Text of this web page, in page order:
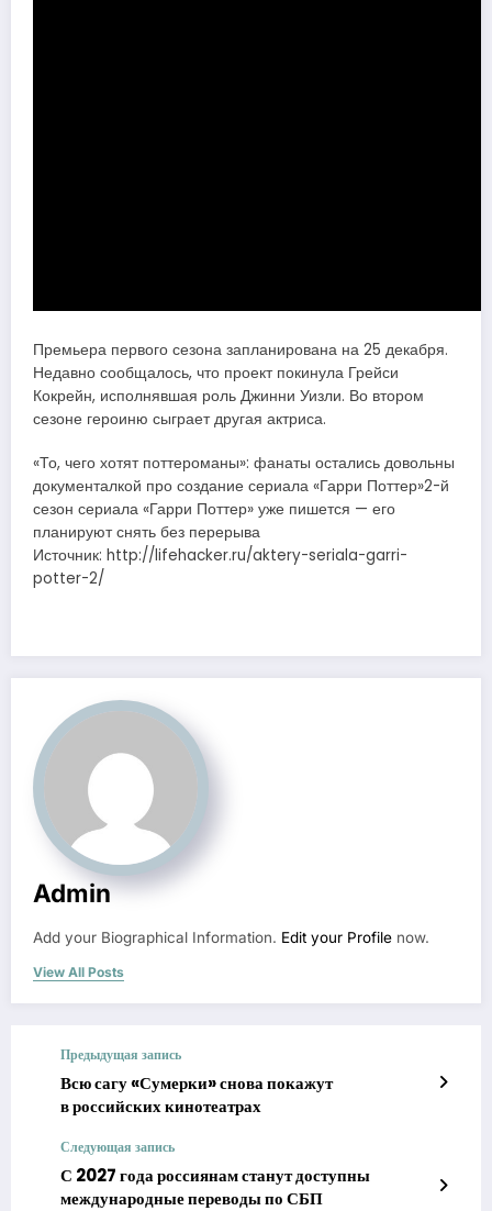
Премьера первого сезона запланирована на 25 декабря.
Недавно сообщалось, что проект покинула Грейси
Кокрейн, исполнявшая роль Джинни Уизли. Во втором
сезоне героиню сыграет другая актриса.
«То, чего хотят поттероманы»: фанаты остались довольны
документалкой про создание сериала «Гарри Поттер»2-й
сезон сериала «Гарри Поттер» уже пишется — его
планируют снять без перерыва
Источник: http://lifehacker.ru/aktery-seriala-garri-
potter-2/
Admin
Add your Biographical Information. Edit your Profile now.
View All Posts
Предыдущая запись
Всю сагу «Сумерки» снова покажут
в российских кинотеатрах
Следующая запись
С 2027 года россиянам станут доступны
международные переводы по СБП